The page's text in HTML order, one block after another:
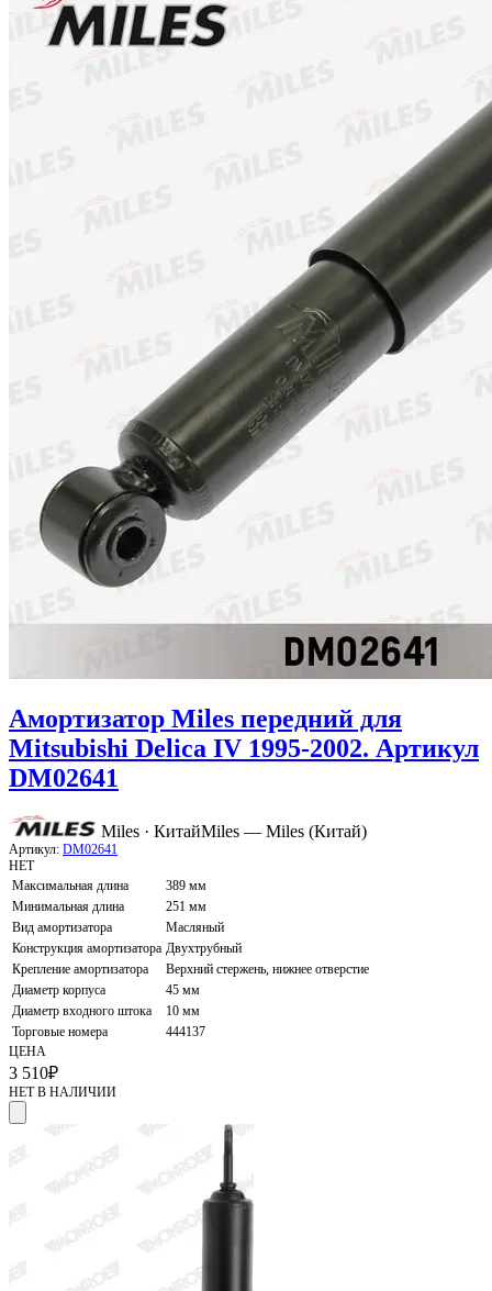
Амортизатор Miles передний для
Mitsubishi Delica IV 1995-2002. Артикул
DM02641
Miles · КитайMiles — Miles (Китай)
Артикул: DM02641
НЕТ
Максимальная длина
389 мм
Минимальная длина
251 мм
Вид амортизатора
Масляный
Конструкция амортизатора Двухтрубный
Крепление амортизатора
Верхний стержень, нижнее отверстие
Диаметр корпуса
45 мм
Диаметр входного штока
10 мм
Торговые номера
444137
ЦЕНА
3 510₽
НЕТ В НАЛИЧИИ